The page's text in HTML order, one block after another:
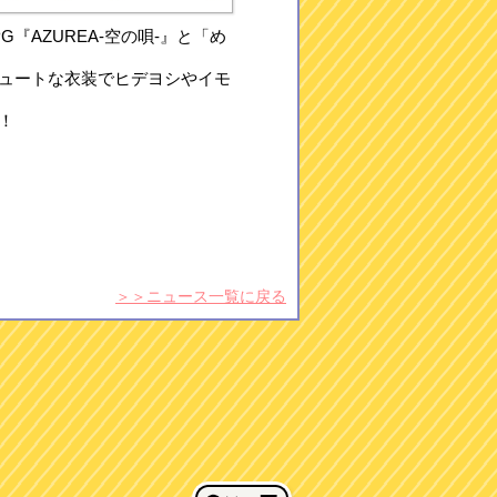
『AZUREA-空の唄-』と「め
ートな衣装でヒデヨシやイモ
＞＞ニュース一覧に戻る